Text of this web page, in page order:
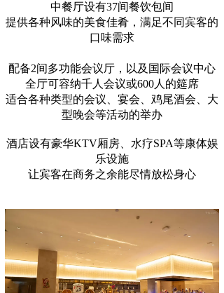
中餐厅设有37间餐饮包间
提供各种风味的美食佳肴，满足不同宾客的
口味需求
配备2间多功能会议厅，以及国际会议中心
全厅可容纳千人会议或600人的筵席
适合各种类型的会议、宴会、鸡尾酒会、大
型晚会等活动的举办
酒店设有豪华KTV厢房、水疗SPA等康体娱
乐设施
让宾客在商务之余能尽情放松身心